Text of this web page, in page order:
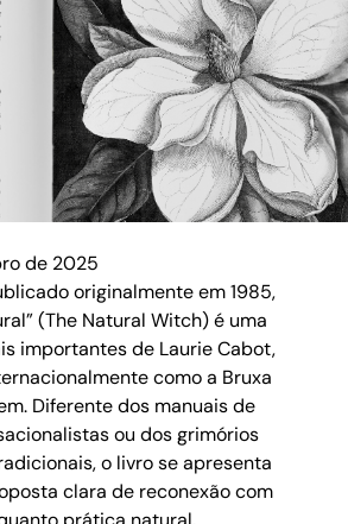
de 2025
originalmente em 1985,
(The Natural Witch) é uma
importantes de Laurie Cabot,
como a Bruxa
Diferente dos manuais de
ou dos grimórios
o livro se apresenta
clara de reconexão com